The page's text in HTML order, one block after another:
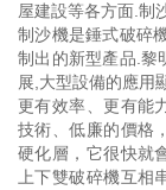
屋建設等各方面.制
制沙機是錘式破碎
制出的新型產品.黎
展,大型設備的應用
更有效率、更有能
技術、低廉的價格
硬化層，它很快就
上下雙破碎機互